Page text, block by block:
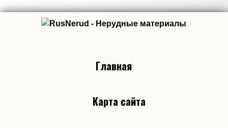
Главная
Карта сайта